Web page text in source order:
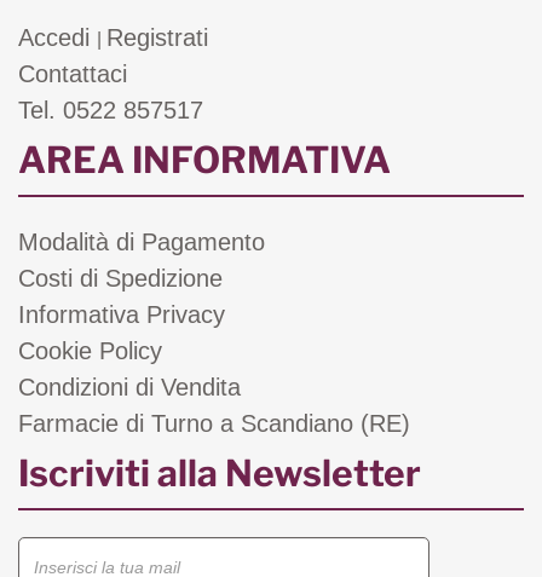
Accedi
Registrati
Contattaci
Tel. 0522 857517
AREA INFORMATIVA
Modalità di Pagamento
Costi di Spedizione
Informativa Privacy
Cookie Policy
Condizioni di Vendita
Farmacie di Turno a Scandiano (RE)
Iscriviti alla Newsletter